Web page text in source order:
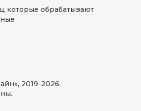
2019-2026.
которые обрабатывают